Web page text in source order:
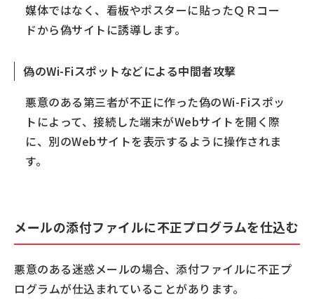
媒体ではなく、看板やポスターに貼ったＱＲコー
ドから偽サイトに誘導します。
偽のWi-Fiスポットなどによる中間者攻撃
悪意のある第三者が不正に作った偽のWi-Fiスポッ
トによって、接続した端末がWebサイトを開く際
に、別のWebサイトを表示するように操作されま
す。
メールの添付ファイルに不正プログラムを仕込む
悪意のある迷惑メールの場合、添付ファイルに不正プ
ログラムが仕込まれていることがあります。